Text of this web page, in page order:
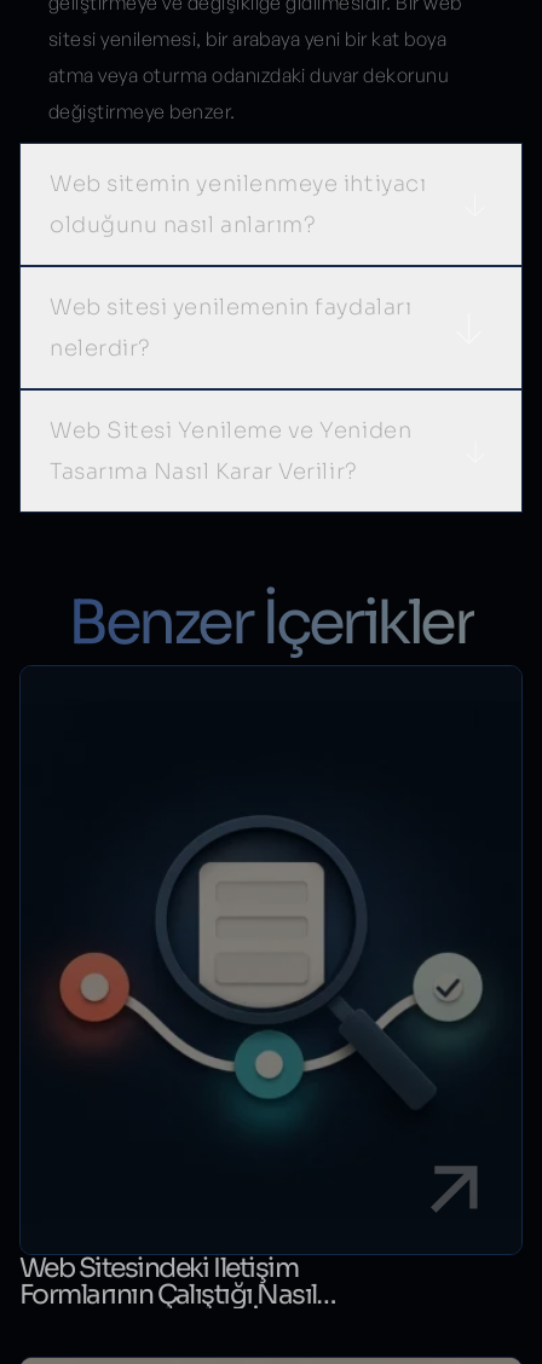
sitesi yenilemesi, bir arabaya yeni bir kat boya
atma veya oturma odanızdaki duvar dekorunu
değiştirmeye benzer.
Web sitemin yenilenmeye ihtiyacı
olduğunu nasıl anlarım?
Web sitesi yenilemenin faydaları
nelerdir?
Web Sitesi Yenileme ve Yeniden
Tasarıma Nasıl Karar Verilir?
Benzer İçerikler
Web Sitesindeki İletişim
Formlarının Çalıştığı Nasıl